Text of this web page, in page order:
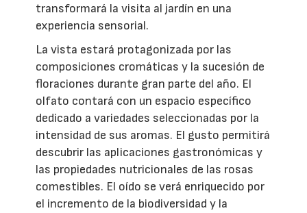
transformará la visita al jardín en una
experiencia sensorial.
La vista estará protagonizada por las
composiciones cromáticas y la sucesión de
floraciones durante gran parte del año. El
olfato contará con un espacio específico
dedicado a variedades seleccionadas por la
intensidad de sus aromas. El gusto permitirá
descubrir las aplicaciones gastronómicas y
las propiedades nutricionales de las rosas
comestibles. El oído se verá enriquecido por
el incremento de la biodiversidad y la